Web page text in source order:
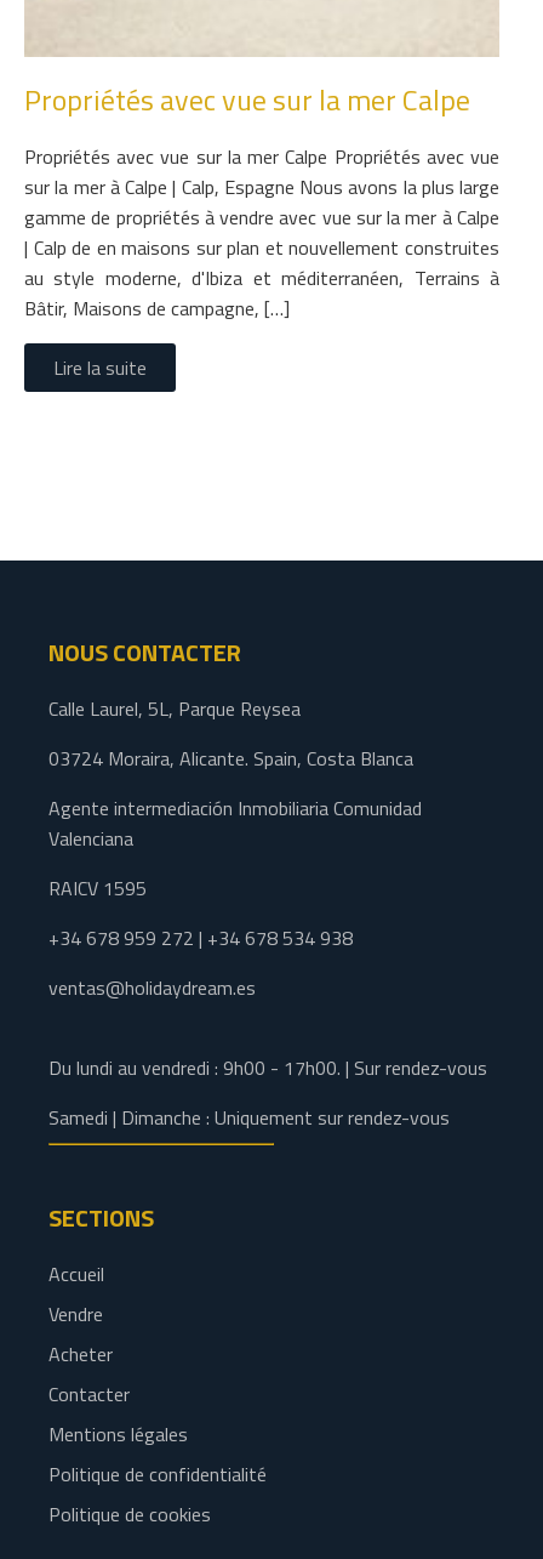
Propriétés avec vue sur la mer Calpe
Propriétés avec vue sur la mer Calpe Propriétés avec vue
sur la mer à Calpe | Calp, Espagne Nous avons la plus large
gamme de propriétés à vendre avec vue sur la mer à Calpe
| Calp de en maisons sur plan et nouvellement construites
au style moderne, d'Ibiza et méditerranéen, Terrains à
Bâtir, Maisons de campagne, […]
Lire la suite
NOUS CONTACTER
Calle Laurel, 5L, Parque Reysea
03724 Moraira, Alicante. Spain, Costa Blanca
Agente intermediación Inmobiliaria Comunidad
Valenciana
RAICV 1595
+34 678 959 272 | +34 678 534 938
ventas@holidaydream.es
Du lundi au vendredi : 9h00 - 17h00. | Sur rendez-vous
Samedi | Dimanche : Uniquement sur rendez-vous
SECTIONS
Accueil
Vendre
Acheter
Contacter
Mentions légales
Politique de confidentialité
Politique de cookies